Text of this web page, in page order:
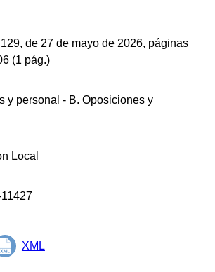
129, de 27 de mayo de 2026, páginas
(1 pág.)
y personal - B. Oposiciones y
Local
XML